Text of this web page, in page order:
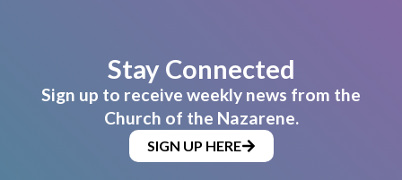
Stay Connected
Sign up to receive weekly news from the
Church of the Nazarene.
SIGN UP HERE